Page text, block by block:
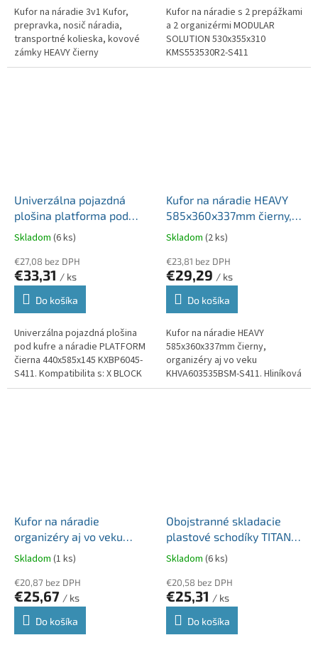
Kufor na náradie 3v1 Kufor,
prepravka, nosič náradia,
transportné kolieska, kovové
zámky HEAVY čierny
450x360x640 KHVWM-S411. 2
Kufor na náradie s 2 prepážkami
a 2 organizérmi MODULAR
SOLUTION 530x355x310
KMS553530R2-S411
Univerzálna pojazdná
plošina platforma pod
kufre a náradie PLATFORM
čierna 440x585x145
KXBP6045-S411
Skladom (6 ks)
€27,08 bez DPH
€33,31 / ks
Do košíka
Univerzálna pojazdná plošina
pod kufre a náradie PLATFORM
čierna 440x585x145 KXBP6045-
S411. Kompatibilita s: X BLOCK
PRO 30 a 40, X BLOCK LOG 30 a
Kufor na náradie HEAVY
585x360x337mm čierny,
organizéry aj vo veku
KHVA603535BSM-S411
Skladom (2 ks)
€23,81 bez DPH
€29,29 / ks
Do košíka
Kufor na náradie HEAVY
585x360x337mm čierny,
organizéry aj vo veku
KHVA603535BSM-S411. Hliníková
rukoväť. Organizér vo veku - 4
Kufor na náradie
organizéry aj vo veku
HEAVY 445x360x337mm,
čierny KHVA453535BSM-
S411
Skladom (1 ks)
€20,87 bez DPH
€25,67 / ks
Do košíka
Obojstranné skladacie
plastové schodíky TITAN
LADDER čierne, modré
prvky nosnosť 150kg
KLD4565-2717C
Skladom (6 ks)
€20,58 bez DPH
€25,31 / ks
Do košíka